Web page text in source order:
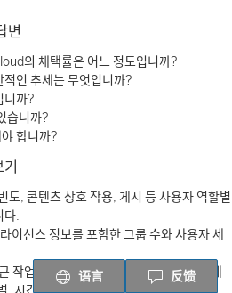
변
의 채택률은 어느 정도입니까?
인 추세는 무엇입니까?
니까?
습니까?
합니까?
도, 콘텐츠 상호 작용, 게시 등 사용자 역할별
다.
이선스 정보를 포함한 그룹 수와 사용자 세
작업뿐만 아니라 모든 사이트 사용자의 데
语言 反馈